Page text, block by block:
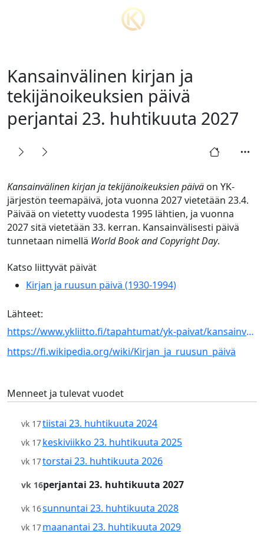
Kansainvälinen kirjan ja
tekijänoikeuksien päivä
perjantai 23. huhtikuuta 2027
Kansainvälinen kirjan ja tekijänoikeuksien päivä on YK-
järjestön teemapäivä, jota vuonna 2027 vietetään 23.4.
Päivää on vietetty vuodesta 1995 lähtien, ja vuonna
2027 sitä vietetään 33. kerran. Kansainvälisesti päivä
tunnetaan nimellä World Book and Copyright Day.
Katso liittyvät päivät
Kirjan ja ruusun päivä (1930-1994)
Lähteet:
https://www.ykliitto.fi/tapahtumat/yk-paivat/kansainvalinen-kirjan-ja-tekijanoikeuksien-paiva
https://fi.wikipedia.org/wiki/Kirjan_ja_ruusun_päivä
Menneet ja tulevat vuodet
vk 17tiistai 23. huhtikuuta 2024
vk 17keskiviikko 23. huhtikuuta 2025
vk 17torstai 23. huhtikuuta 2026
vk 16perjantai 23. huhtikuuta 2027
vk 16sunnuntai 23. huhtikuuta 2028
vk 17maanantai 23. huhtikuuta 2029